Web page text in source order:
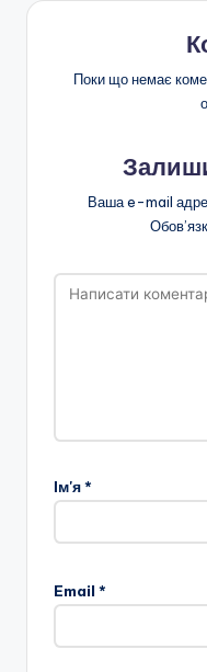
Поки що немає
Ваша e-mail
Ім'я*
Email *